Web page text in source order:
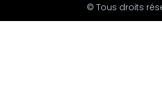
© Tous droits